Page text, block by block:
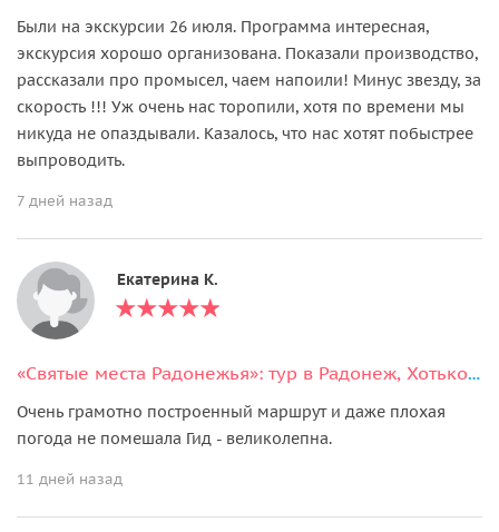
Были на экскурсии 26 июля. Программа интересная,
экскурсия хорошо организована. Показали производство,
рассказали про промысел, чаем напоили! Минус звезду, за
скорость !!! Уж очень нас торопили, хотя по времени мы
никуда не опаздывали. Казалось, что нас хотят побыстрее
выпроводить.
7 дней назад
Екатерина К.
«Святые места Радонежья»: тур в Радонеж, Хотьково и Сергиев Посад
Очень грамотно построенный маршрут и даже плохая
погода не помешала Гид - великолепна.
11 дней назад